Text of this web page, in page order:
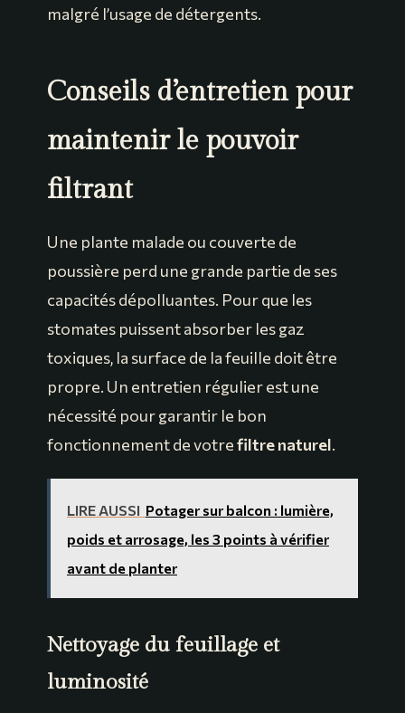
malgré l’usage de détergents.
Conseils d’entretien pour
maintenir le pouvoir
filtrant
Une plante malade ou couverte de
poussière perd une grande partie de ses
capacités dépolluantes. Pour que les
stomates puissent absorber les gaz
toxiques, la surface de la feuille doit être
propre. Un entretien régulier est une
nécessité pour garantir le bon
fonctionnement de votrefiltre naturel.
LIRE AUSSI Potager sur balcon : lumière,
poids et arrosage, les 3 points à vérifier
avant de planter
Nettoyage du feuillage et
luminosité